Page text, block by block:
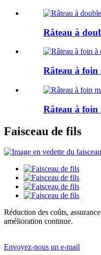
Râteau à
Râteau à
Râteau à
Faisceau de fils
Réduction des coûts,
amélioration continue.
Envoyez-nous un e-mail